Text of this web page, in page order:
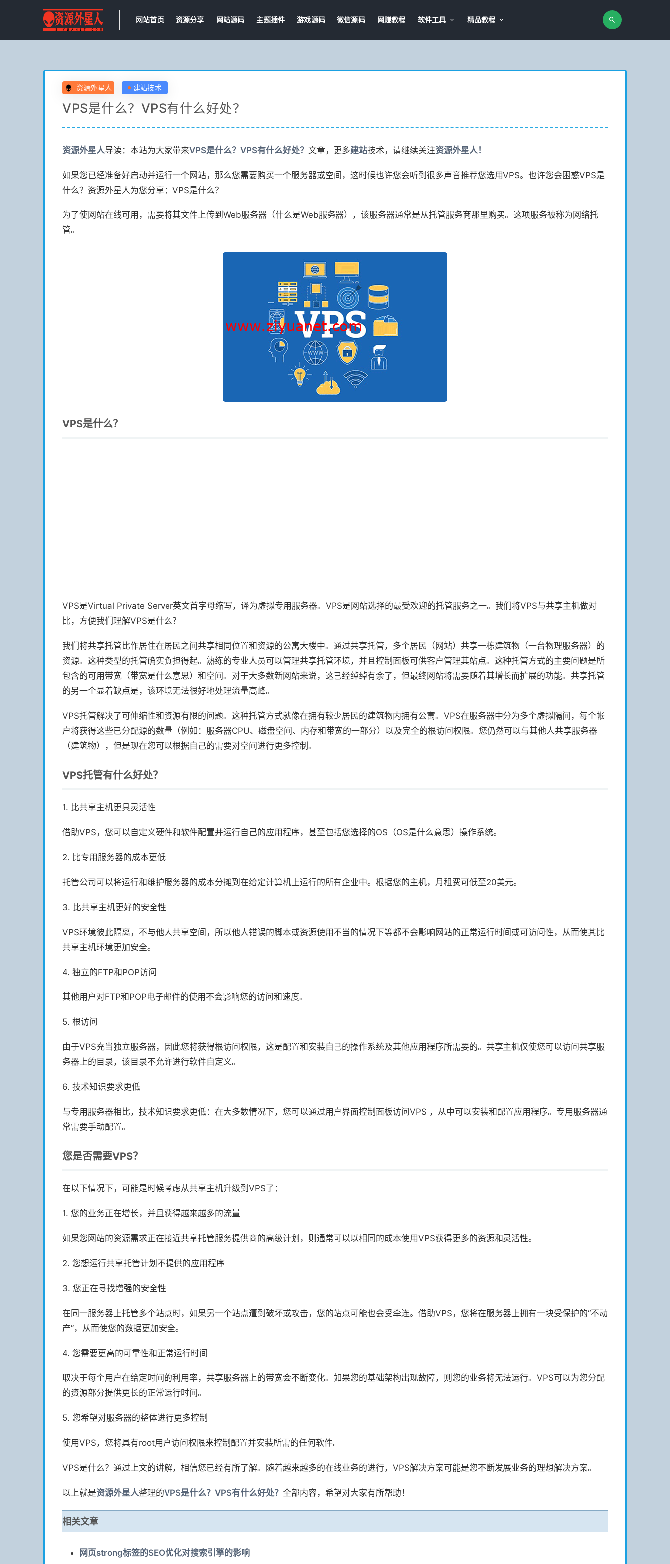
网站首页 资源分享 网站源码 主题插件 游戏源码 微信源码 网赚教程 软件工具 精品教程
资源外星人 建站技术
VPS是什么？VPS有什么好处？
资源外星人导读：本站为大家带来VPS是什么？VPS有什么好处？ 文章，更多建站技术，请继续关注资源外星人！
如果您已经准备好启动并运行一个网站，那么您需要购买一个服务器或空间，这时候也许您会听到很多声音推荐您选用VPS。也许您会困惑VPS是
什么？资源外星人为您分享：VPS是什么？
为了使网站在线可用，需要将其文件上传到Web服务器（什么是Web服务器），该服务器通常是从托管服务商那里购买。这项服务被称为网络托
管。
VPS是什么？
VPS是Virtual Private Server英文首字母缩写，译为虚拟专用服务器。VPS是网站选择的最受欢迎的托管服务之一。我们将VPS与共享主机做对
比，方便我们理解VPS是什么？
我们将共享托管比作居住在居民之间共享相同位置和资源的公寓大楼中。通过共享托管，多个居民（网站）共享一栋建筑物（一台物理服务器）的
资源。这种类型的托管确实负担得起。熟练的专业人员可以管理共享托管环境，并且控制面板可供客户管理其站点。这种托管方式的主要问题是所
包含的可用带宽（带宽是什么意思）和空间。对于大多数新网站来说，这已经绰绰有余了，但最终网站将需要随着其增长而扩展的功能。共享托管
的另一个显着缺点是，该环境无法很好地处理流量高峰。
VPS托管解决了可伸缩性和资源有限的问题。这种托管方式就像在拥有较少居民的建筑物内拥有公寓。VPS在服务器中分为多个虚拟隔间，每个帐
户将获得这些已分配源的数量（例如：服务器CPU、磁盘空间、内存和带宽的一部分）以及完全的根访问权限。您仍然可以与其他人共享服务器
（建筑物），但是现在您可以根据自己的需要对空间进行更多控制。
VPS托管有什么好处？
1. 比共享主机更具灵活性
借助VPS，您可以自定义硬件和软件配置并运行自己的应用程序，甚至包括您选择的OS（OS是什么意思）操作系统。
2. 比专用服务器的成本更低
托管公司可以将运行和维护服务器的成本分摊到在给定计算机上运行的所有企业中。根据您的主机，月租费可低至20美元。
3. 比共享主机更好的安全性
VPS环境彼此隔离，不与他人共享空间，所以他人错误的脚本或资源使用不当的情况下等都不会影响网站的正常运行时间或可访问性，从而使其比
共享主机环境更加安全。
4. 独立的FTP和POP访问
其他用户对FTP和POP电子邮件的使用不会影响您的访问和速度。
5. 根访问
由于VPS充当独立服务器，因此您将获得根访问权限，这是配置和安装自己的操作系统及其他应用程序所需要的。共享主机仅使您可以访问共享服
务器上的目录，该目录不允许进行软件自定义。
6. 技术知识要求更低
与专用服务器相比，技术知识要求更低：在大多数情况下，您可以通过用户界面控制面板访问VPS ，从中可以安装和配置应用程序。专用服务器通
常需要手动配置。
您是否需要VPS？
在以下情况下，可能是时候考虑从共享主机升级到VPS了：
1. 您的业​​务正在增长，并且获得越来越多的流量
如果您网站的资源需求正在接近共享托管服务提供商的高级计划，则通常可以以相同的成本使用VPS获得更多的资源和灵活性。
2. 您想运行共享托管计划不提供的应用程序
3. 您正在寻找增强的安全性
在同一服务器上托管多个站点时，如果另一个站点遭到破坏或攻击，您的站点可能也会受牵连。借助VPS，您将在服务器上拥有一块受保护的“不动
产”，从而使您的数据更加安全。
4. 您需要更高的可靠性和正常运行时间
取决于每个用户在给定时间的利用率，共享服务器上的带宽会不断变化。如果您的基础架构出现故障，则您的业务将无法运行。VPS可以为您分配
的资源部分提供更长的正常运行时间。
5. 您希望对服务器的整体进行更多控制
使用VPS，您将具有root用户访问权限来控制配置并安装所需的任何软件。
VPS是什么？通过上文的讲解，相信您已经有所了解。随着越来越多的在线业务的进行，VPS解决方案可能是您不断发展业务的理想解决方案。
以上就是资源外星人整理的VPS是什么？VPS有什么好处？ 全部内容，希望对大家有所帮助！
相关文章
网页strong标签的SEO优化对搜索引擎的影响